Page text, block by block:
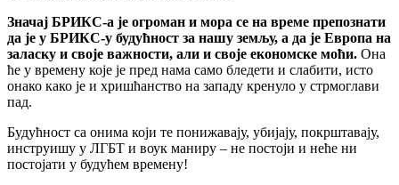
Значај БРИКС-а је огроман и мора се на време препознати
да је у БРИКС-у будућност за нашу земљу, а да је Европа на
заласку и своје важности, али и своје економске моћи. Она
ће у времену које је пред нама само бледети и слабити, исто
онако како је и хришћанство на западу кренуло у стрмоглави
пад.
Будућност са онима који те понижавају, убијају, покрштавају,
инструишу у ЛГБТ и воук маниру – не постоји и неће ни
постојати у будућем времену!